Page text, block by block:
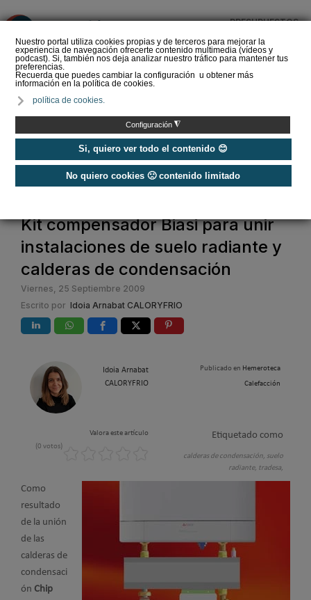
Nuestro portal utiliza cookies propias y de terceros para mejorar la
experiencia de navegación ofrecerte contenido multimedia (vídeos y
podcast). Si, también nos deja analizar nuestro tráfico para mantener tus
preferencias.
Recuerda que puedes cambiar la configuración u obtener más
información en la política de cookies.
política de cookies.
Configuración ◮
Si, quiero ver todo el contenido 😊
No quiero cookies 🙁 contenido limitado
PRESUPUESTOS
demanda el futuro del
sector
Kit compensador Biasi para unir
instalaciones de suelo radiante y
calderas de condensación
Viernes, 25 Septiembre 2009
Escrito por Idoia Arnabat CALORYFRIO
Idoia Arnabat
CALORYFRIO
Publicado en Hemeroteca
Calefacción
Valora este artículo
(0 votos)
Etiquetado como
calderas de condensación, suelo
radiante, tradesa,
Como
resultado
de la unión
de las
calderas de
condensaci
ón Chip